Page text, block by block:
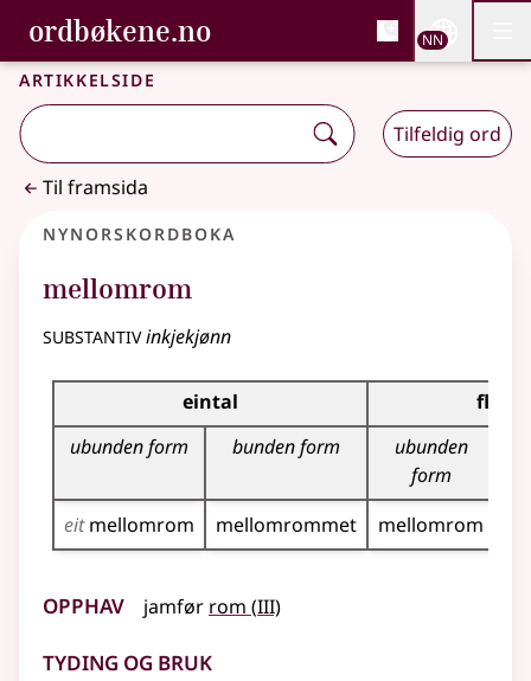
Gå til hovudinnhald
Tilgjenge
ordbøkene.no, Bokmålsordboka og
Bokmålsordboka og Nynorskordboka
NN
Artikkelside
Tilfeldig ord
Til framsida
Nynorskordboka
mellomrom
substantivinkjekjønn
Bøyningstabell for dette substantivet
eintal
ubunden form
bunden form
ubunden
form
eitmellomrom mellomrommet mellomrom
Opphav jamfør rom (3
III)
Tyding og bruk